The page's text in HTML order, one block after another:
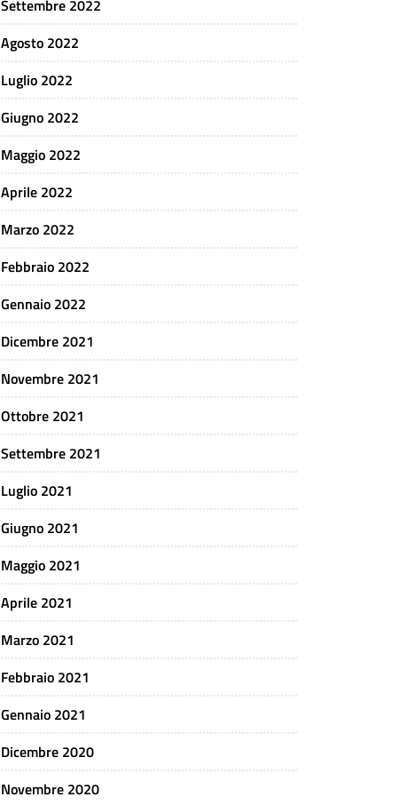
Settembre 2022
Agosto 2022
Luglio 2022
Giugno 2022
Maggio 2022
Aprile 2022
Marzo 2022
Febbraio 2022
Gennaio 2022
Dicembre 2021
Novembre 2021
Ottobre 2021
Settembre 2021
Luglio 2021
Giugno 2021
Maggio 2021
Aprile 2021
Marzo 2021
Febbraio 2021
Gennaio 2021
Dicembre 2020
Novembre 2020